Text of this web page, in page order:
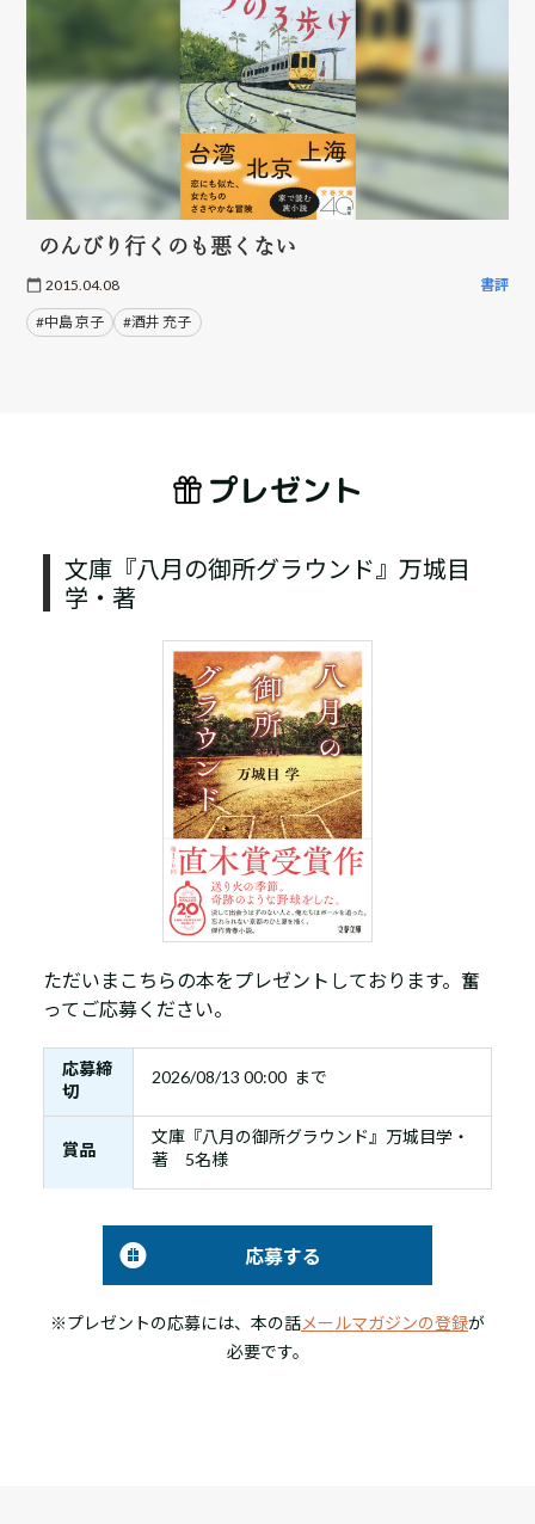
のんびり行くのも悪くない
2015.04.08 書評
#中島 京子 #酒井 充子
プレゼント
文庫『八月の御所グラウンド』万城目
学・著
ただいまこちらの本をプレゼントしております。奮
ってご応募ください。
応募締
切
2026/08/13 00:00 まで
賞品
文庫『八月の御所グラウンド』万城目学・
著 5名様
応募する
※プレゼントの応募には、本の話メールマガジンの登録が
必要です。